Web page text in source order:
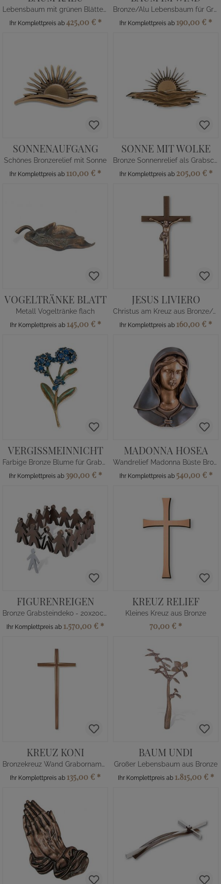
Lebensbaum mit grünen Blättern
Ihr Komplettpreis ab 425,00 € *
Bronze/Alu Lebensbaum für Grab
Ihr Komplettpreis ab 190,00 € *
SONNENAUFGANG
Schönes Bronzerelief mit Sonne
Ihr Komplettpreis ab 110,00 € *
SONNE MIT WOLKE
Bronze Sonnenrelief als Grabschmuck
Ihr Komplettpreis ab 205,00 € *
VOGELTRÄNKE BLATT
Metall Vogeltränke flach
Ihr Komplettpreis ab 145,00 € *
JESUS LIVIERO
Christus am Kreuz aus Bronze/Alu
Ihr Komplettpreis ab 160,00 € *
VERGISSMEINNICHT
Farbige Bronze Blume für Grabsteine
Ihr Komplettpreis ab 390,00 € *
MADONNA HOSEA
Wandrelief Madonna Büste Bronze
Ihr Komplettpreis ab 540,00 € *
FIGURENREIGEN
Bronze Grabsteindeko - 20x20cm
Ihr Komplettpreis ab 1.570,00 € *
KREUZ RELIEF
Kleines Kreuz aus Bronze
70,00 € *
KREUZ KONI
Bronzekreuz Wand Grabornament
Ihr Komplettpreis ab 135,00 € *
BAUM UNDI
Großer Lebensbaum aus Bronze
Ihr Komplettpreis ab 1.815,00 € *